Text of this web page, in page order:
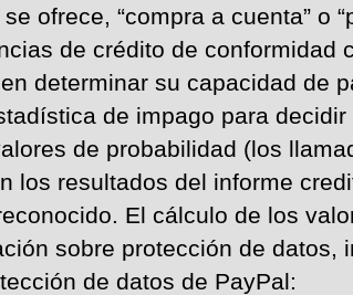
ofrece, “compra a cuenta” o
de crédito de conformidad
determinar su capacidad de
de impago para
de probabilidad (los
los resultados del informe
El cálculo de los
sobre protección de datos,
de datos de PayPal: